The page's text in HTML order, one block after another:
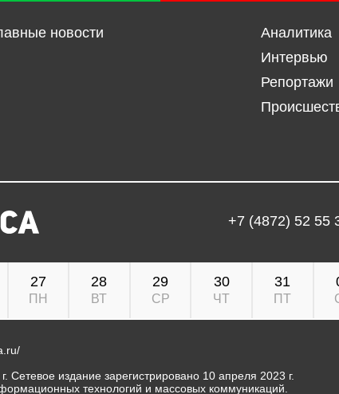
новости
Аналитика
Интервью
Репортажи
+7 (4872) 52 55
27
ПН
28
ВТ
29
СР
30
ЧТ
31
ПТ
издание зарегистрировано 10 апреля 2023 г.
технологий и массовых коммуникаций.